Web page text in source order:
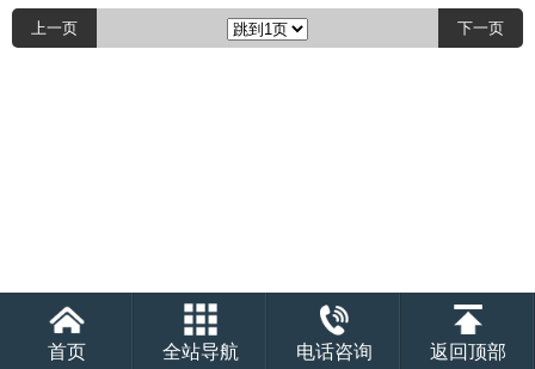
上一页 下一页
首页 全站导航 电话咨询 返回顶部